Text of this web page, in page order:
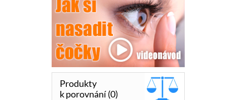
Produkty
k porovnání (0)